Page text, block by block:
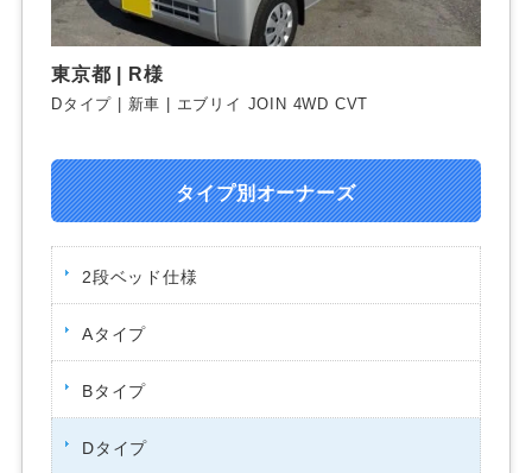
東京都 | R様
Dタイプ | 新車 | エブリイ JOIN 4WD CVT
タイプ別オーナーズ
2段ベッド仕様
Aタイプ
Bタイプ
Dタイプ